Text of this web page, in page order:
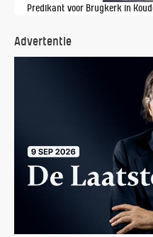
Predikant voor Brugkerk in
Advertentie